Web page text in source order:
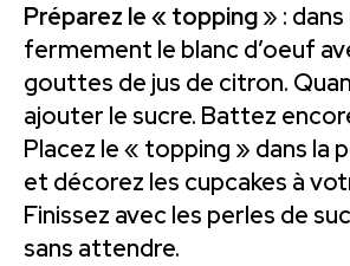
Préparez le « topping» :
fermement le blanc d’oeuf
gouttes de jus de citron.
ajouter le sucre. Battez
Placez le « topping » dans la
et décorez les cupcakes à
Finissez avec les perles de
sans attendre.